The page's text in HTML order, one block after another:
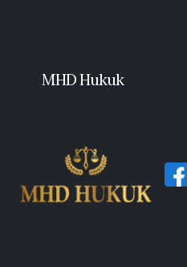
MHD Hukuk